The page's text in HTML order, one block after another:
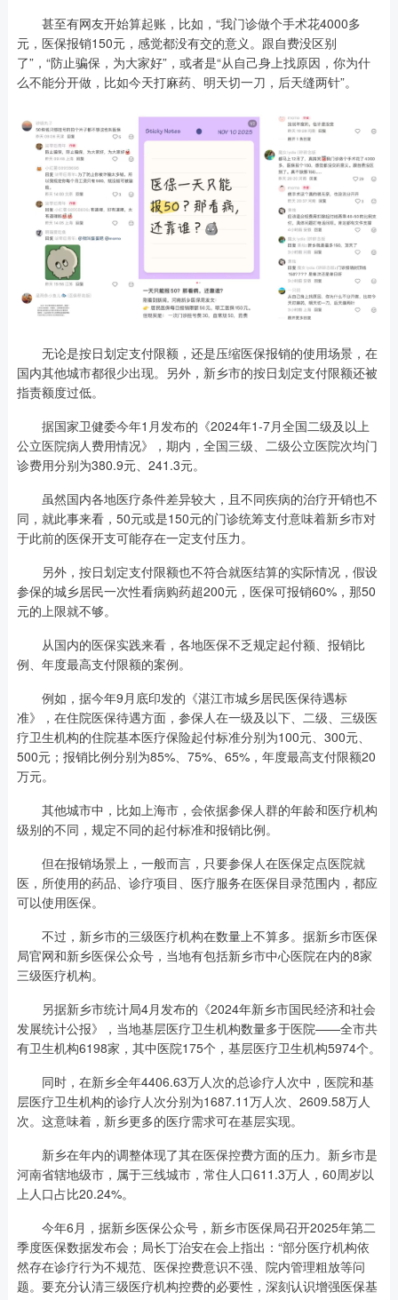
甚至有网友开始算起账，比如，“我门诊做个手术花4000多
元，医保报销150元，感觉都没有交的意义。跟自费没区别
了”，“防止骗保，为大家好”，或者是“从自己身上找原因，你为什
么不能分开做，比如今天打麻药、明天切一刀，后天缝两针”。
无论是按日划定支付限额，还是压缩医保报销的使用场景，在
国内其他城市都很少出现。另外，新乡市的按日划定支付限额还被
指责额度过低。
据国家卫健委今年1月发布的《2024年1-7月全国二级及以上
公立医院病人费用情况》，期内，全国三级、二级公立医院次均门
诊费用分别为380.9元、241.3元。
虽然国内各地医疗条件差异较大，且不同疾病的治疗开销也不
同，就此事来看，50元或是150元的门诊统筹支付意味着新乡市对
于此前的医保开支可能存在一定支付压力。
另外，按日划定支付限额也不符合就医结算的实际情况，假设
参保的城乡居民一次性看病购药超200元，医保可报销60%，那50
元的上限就不够。
从国内的医保实践来看，各地医保不乏规定起付额、报销比
例、年度最高支付限额的案例。
例如，据今年9月底印发的《湛江市城乡居民医保待遇标
准》，在住院医保待遇方面，参保人在一级及以下、二级、三级医
疗卫生机构的住院基本医疗保险起付标准分别为100元、300元、
500元；报销比例分别为85%、75%、65%，年度最高支付限额20
万元。
其他城市中，比如上海市，会依据参保人群的年龄和医疗机构
级别的不同，规定不同的起付标准和报销比例。
但在报销场景上，一般而言，只要参保人在医保定点医院就
医，所使用的药品、诊疗项目、医疗服务在医保目录范围内，都应
可以使用医保。
不过，新乡市的三级医疗机构在数量上不算多。据新乡市医保
局官网和新乡医保公众号，当地有包括新乡市中心医院在内的8家
三级医疗机构。
另据新乡市统计局4月发布的《2024年新乡市国民经济和社会
发展统计公报》，当地基层医疗卫生机构数量多于医院——全市共
有卫生机构6198家，其中医院175个，基层医疗卫生机构5974个。
同时，在新乡全年4406.63万人次的总诊疗人次中，医院和基
层医疗卫生机构的诊疗人次分别为1687.11万人次、2609.58万人
次。这意味着，新乡更多的医疗需求可在基层实现。
新乡在年内的调整体现了其在医保控费方面的压力。新乡市是
河南省辖地级市，属于三线城市，常住人口611.3万人，60周岁以
上人口占比20.24%。
今年6月，据新乡医保公众号，新乡市医保局召开2025年第二
季度医保数据发布会；局长丁治安在会上指出：“部分医疗机构依
然存在诊疗行为不规范、医保控费意识不强、院内管理粗放等问
题。要充分认清三级医疗机构控费的必要性，深刻认识增强医保基